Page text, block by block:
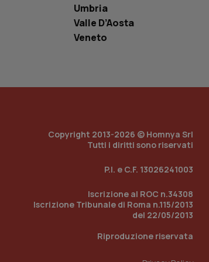
Umbria
Valle D’Aosta
Veneto
Copyright 2013-2026 © Homnya Srl
Tutti i diritti sono riservati
P.I. e C.F. 13026241003
Iscrizione al ROC n.34308
Iscrizione Tribunale di Roma n.115/2013
del 22/05/2013
Riproduzione riservata